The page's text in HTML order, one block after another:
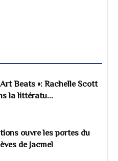
Beats »: Rachelle Scott
la littératu...
ouvre les portes du
de Jacmel